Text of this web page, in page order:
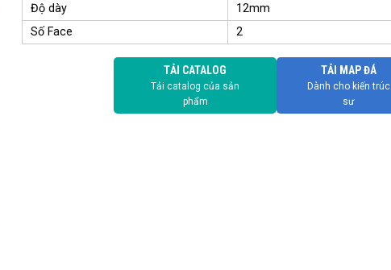
Độ dày
12mm
Số Face
2
TẢI CATALOG
Tải catalog của sản
phẩm
TẢI MAP ĐÁ
Dành cho kiến trúc
sư